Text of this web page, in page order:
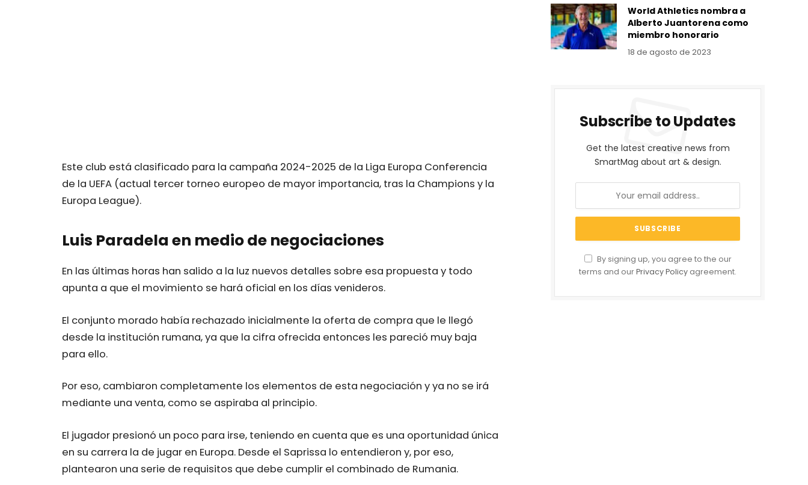
Este club está clasificado para la campaña 2024-2025 de la Liga Europa Conferencia
de la UEFA (actual tercer torneo europeo de mayor importancia, tras la Champions y la
Europa League).
Luis Paradela en medio de negociaciones
En las últimas horas han salido a la luz nuevos detalles sobre esa propuesta y todo
apunta a que el movimiento se hará oficial en los días venideros.
El conjunto morado había rechazado inicialmente la oferta de compra que le llegó
desde la institución rumana, ya que la cifra ofrecida entonces les pareció muy baja
para ello.
Por eso, cambiaron completamente los elementos de esta negociación y ya no se irá
mediante una venta, como se aspiraba al principio.
El jugador presionó un poco para irse, teniendo en cuenta que es una oportunidad única
en su carrera la de jugar en Europa. Desde el Saprissa lo entendieron y, por eso,
plantearon una serie de requisitos que debe cumplir el combinado de Rumania.
World Athletics nombra a
Alberto Juantorena como
miembro honorario
18 de agosto de 2023
Subscribe to Updates
Get the latest creative news from
SmartMag about art & design.
By signing up, you agree to the our
terms and ourPrivacy Policy agreement.